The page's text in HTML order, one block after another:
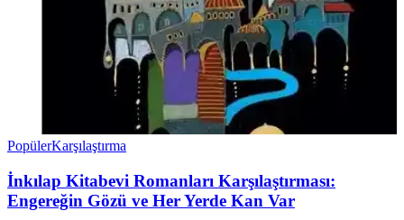
PopülerKarşılaştırma
İnkılap Kitabevi Romanları Karşılaştırması:
Engereğin Gözü ve Her Yerde Kan Var